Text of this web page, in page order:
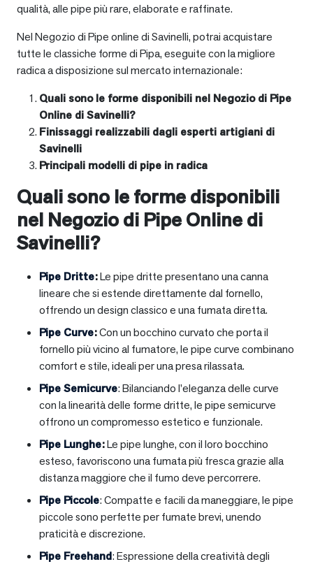
qualità, alle pipe più rare, elaborate e raffinate.
Nel Negozio di Pipe online di Savinelli, potrai acquistare
tutte le classiche forme di Pipa, eseguite con la migliore
radica a disposizione sul mercato internazionale:
Quali sono le forme disponibili nel Negozio di Pipe
Online di Savinelli?
Finissaggi realizzabili dagli esperti artigiani di
Savinelli
Principali modelli di pipe in radica
Quali sono le forme disponibili
nel Negozio di Pipe Online di
Savinelli?
Pipe Dritte:Le pipe dritte presentano una canna
lineare che si estende direttamente dal fornello,
offrendo un design classico e una fumata diretta.
Pipe Curve:Con un bocchino curvato che porta il
fornello più vicino al fumatore, le pipe curve combinano
comfort e stile, ideali per una presa rilassata.
Pipe Semicurve: Bilanciando l’eleganza delle curve
con la linearità delle forme dritte, le pipe semicurve
offrono un compromesso estetico e funzionale.
Pipe Lunghe:Le pipe lunghe, con il loro bocchino
esteso, favoriscono una fumata più fresca grazie alla
distanza maggiore che il fumo deve percorrere.
Pipe Piccole: Compatte e facili da maneggiare, le pipe
piccole sono perfette per fumate brevi, unendo
praticità e discrezione.
Pipe Freehand: Espressione della creatività degli